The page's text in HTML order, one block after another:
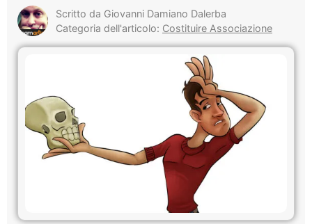
Scritto da Giovanni Damiano Dalerba
Categoria dell'articolo: Costituire Associazione